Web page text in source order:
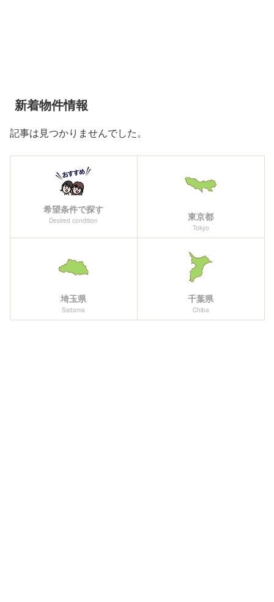
新着物件情報
記事は見つかりませんでした。
希望条件で探す
Desired condition 東京都
Tokyo
埼玉県
Saitama
千葉県
Chiba